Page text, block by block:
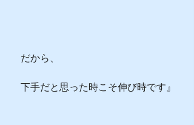
だから、
下手だと思った時こそ伸び時です』